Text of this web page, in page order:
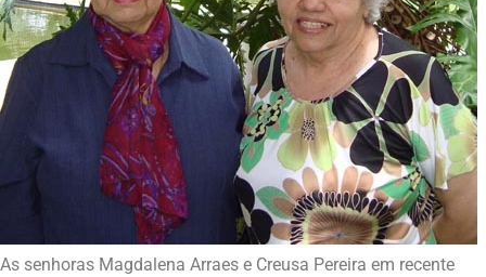
As senhoras Magdalena Arraes e Creusa Pereira em recente